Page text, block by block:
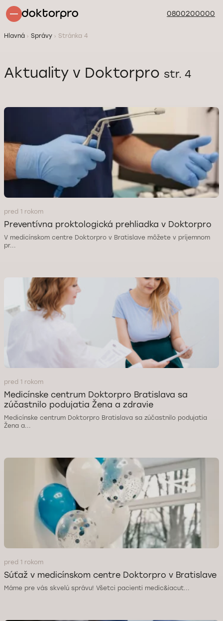
0800200000
Hlavná Správy Stránka 4
Aktuality v Doktorpro str. 4
pred 1 rokom
Preventívna proktologická prehliadka v Doktorpro
V medicínskom centre Doktorpro v Bratislave môžete v príjemnom
pr...
pred 1 rokom
Medicínske centrum Doktorpro Bratislava sa
zúčastnilo podujatia Žena a zdravie
Medicínske centrum Doktorpro Bratislava sa zúčastnilo podujatia
Žena a...
pred 1 rokom
Súťaž v medicínskom centre Doktorpro v Bratislave
Máme pre vás skvelú správu! Všetci pacienti medic&iacut...